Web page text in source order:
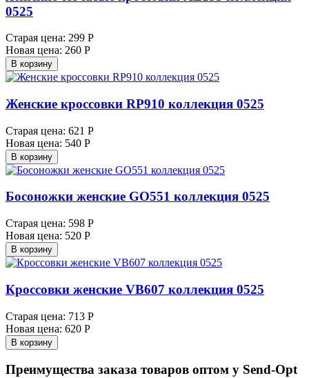
0525
Старая цена: 299 Р
Новая цена: 260 Р
В корзину
Женские кроссовки RP910 коллекция 0525
Старая цена: 621 Р
Новая цена: 540 Р
В корзину
Босоножки женские GO551 коллекция 0525
Старая цена: 598 Р
Новая цена: 520 Р
В корзину
Кроссовки женские VB607 коллекция 0525
Старая цена: 713 Р
Новая цена: 620 Р
В корзину
Преимущества заказа товаров оптом у Send-Opt